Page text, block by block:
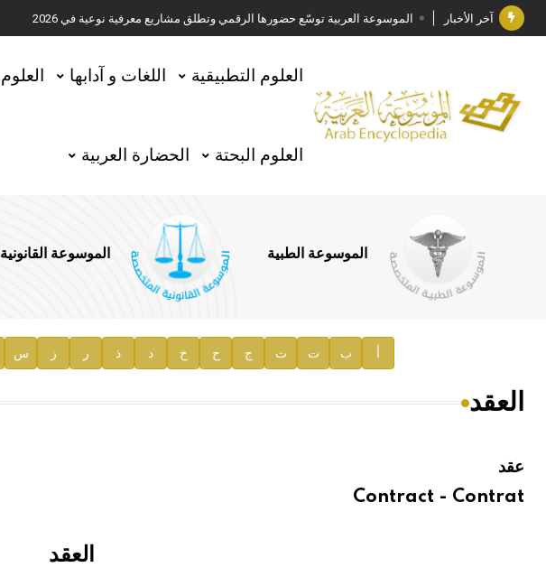
آخر الأخبار الموسوعة العربية توسّع حضورها الرقمي وتطلق مشاريع معرفية نوعية في 2026
جائزة مجمع الملك سلمان العالمي للغة العربية 2025
الأستاذ إياد خالد الطباع مدير عام لهيئة الموسوعة العربية
السيد محمد ياسين صالح وزيرا للثقافة
توصيات مجلس الإدارة
صدور المجلد السابع من موسوعة الآثار في سورية
إعلان..
العلوم التطبيقية اللغات و آدابها
العلوم البحتة الحضارة العربية
الموسوعة الطبية الموسوعة القانونية
أ ب ت ث ج ح خ د ذ ر ز س
العقد
عقد
Contract - Contrat
العقد